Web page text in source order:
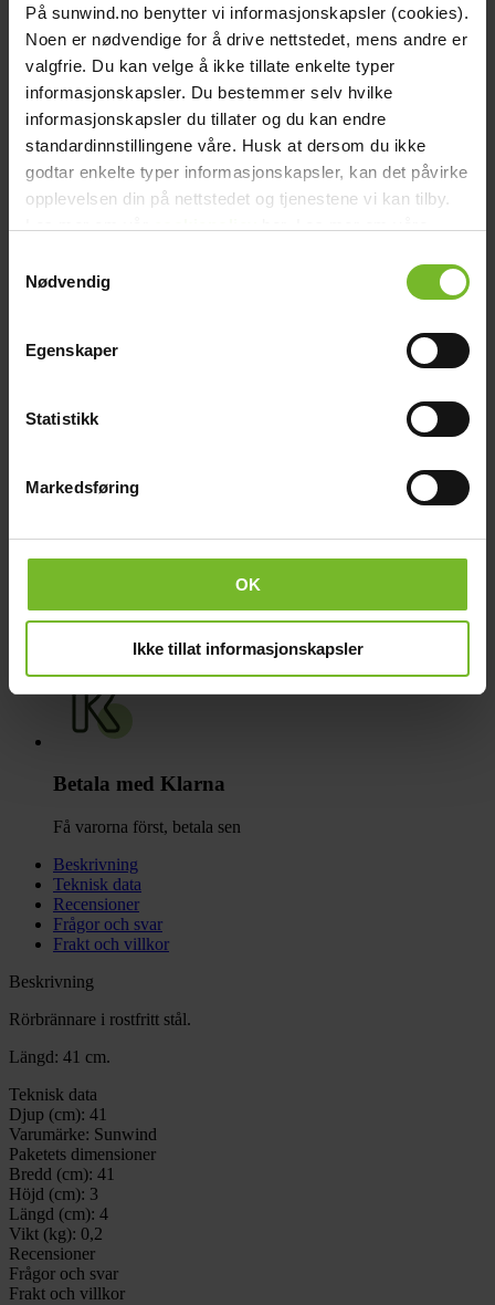
På sunwind.no benytter vi informasjonskapsler (cookies).
Noen er nødvendige for å drive nettstedet, mens andre er
valgfrie. Du kan velge å ikke tillate enkelte typer
informasjonskapsler. Du bestemmer selv hvilke
informasjonskapsler du tillater og du kan endre
standardinnstillingene våre. Husk at dersom du ikke
godtar enkelte typer informasjonskapsler, kan det påvirke
opplevelsen din på nettstedet og tjenestene vi kan tilby.
Nødvendig
Egenskaper
Statistikk
Markedsføring
OK
Ikke tillat informasjonskapsler
Toalett
Grill & Fritid chevron_right
Lacanche
Reservdelar chevron_right
Brännare, stål Perth 4001
Rörbrännare i rostfritt stål. Längd: 41 cm.
Köp fler få 15%
280,-
info Erbjudandet gäller från 2026-07-09 till 2026-08-10
I lager. 2-5 arbetsdagar leveranstid.
Betala med Klarna
Få varorna först, betala sen
Beskrivning
Teknisk data
Recensioner
Frågor och svar
Frakt och villkor
Beskrivning
Rörbrännare i rostfritt stål.
Längd: 41 cm.
Teknisk data
Djup (cm): 41
Varumärke: Sunwind
Paketets dimensioner
Bredd (cm): 41
Höjd (cm): 3
Längd (cm): 4
Vikt (kg): 0,2
Recensioner
Frågor och svar
Frakt och villkor